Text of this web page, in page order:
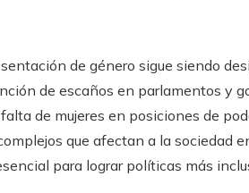
de género sigue siendo
de escaños en parlamentos y
de mujeres en posiciones de
que afectan a la sociedad
para lograr políticas más